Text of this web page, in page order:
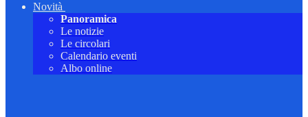
Novità
Panoramica
Le notizie
Le circolari
Calendario eventi
Albo online